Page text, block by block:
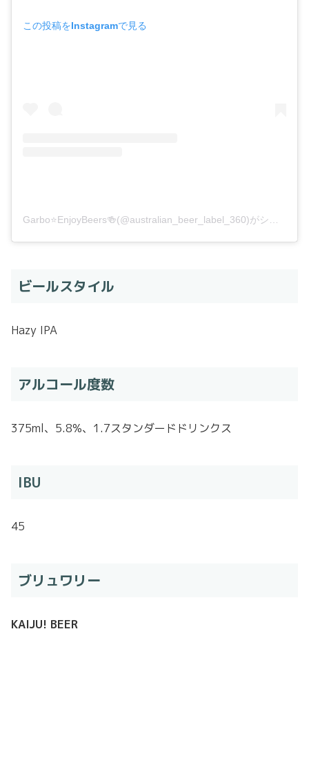
この投稿をInstagramで見る
ビールスタイル
Hazy IPA
アルコール度数
375ml、5.8%、1.7スタンダードドリンクス
IBU
45
ブリュワリー
KAIJU! BEER